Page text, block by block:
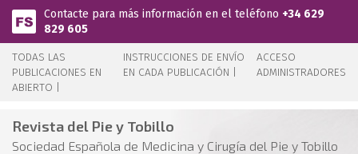
Pasar al contenido principal
Contacte para más información en el teléfono +34 629
829 605
TODAS LAS
PUBLICACIONES EN
ABIERTO |
INSTRUCCIONES DE ENVÍO
EN CADA PUBLICACIÓN |
ACCESO
ADMINISTRADORES
Revista del Pie y Tobillo
Sociedad Española de Medicina y Cirugía del Pie y Tobillo